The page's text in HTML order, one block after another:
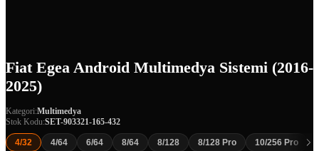
Fiat Egea Android Multimedya Sistemi (2016-
2025)
Kategori:Multimedya
Stok Kodu:SET-903321-165-432
4/32 4/64 6/64 8/64 8/128 8/128 Pro 10/256 Pro